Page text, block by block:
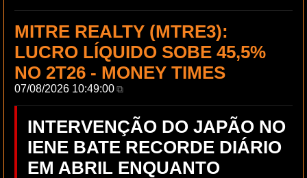
MITRE REALTY (MTRE3):
LUCRO LÍQUIDO SOBE 45,5%
NO 2T26 - MONEY TIMES
07/08/2026 10:49:00⧉
INTERVENÇÃO DO JAPÃO NO
IENE BATE RECORDE DIÁRIO
EM ABRIL ENQUANTO